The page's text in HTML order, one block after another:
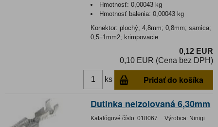
Hmotnosť:0,00043 kg
Hmotnosť balenia:0,00043 kg
Konektor: plochý; 4,8mm; 0,8mm; samica;
0,5÷1mm2; krimpovacie
0,12 EUR
0,10 EUR (Cena bez DPH)
ks Pridať do košíka
Dutinka neizolovaná 6,30mm
Katalógové číslo: 018067 Výrobca: Ninigi